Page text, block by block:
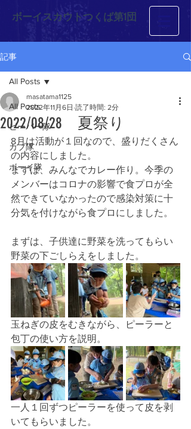
ボーイスカウトつくば第1団
記事
All Posts
ビーバー隊
カブ隊
ボーイ隊
All Posts
2022/08/28 夏祭り
masatama1125
2022年11月6日 読了時間: 2分
8月は活動が１回なので、盛りだくさん
の内容にしました。
まずは、みんなでカレー作り。今季の
メンバーはコロナの影響で食プロが全
然できていなかったので感染対策に十
分気を付けながら食プロにしました。
まずは、子供達に野菜を洗ってもらい
野菜の下ごしらえをしました。
玉ねぎの皮をむきながら、ピーラーと
包丁の使い方を説明。
一人１回ずつピーラーを使って皮を剥
いてもらいました。